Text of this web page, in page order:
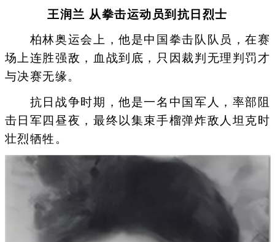
王润兰 从拳击运动员到抗日烈士
柏林奥运会上，他是中国拳击队队员，在赛
场上连胜强敌，血战到底，只因裁判无理判罚才
与决赛无缘。
抗日战争时期，他是一名中国军人，率部阻
击日军四昼夜，最终以集束手榴弹炸敌人坦克时
壮烈牺牲。